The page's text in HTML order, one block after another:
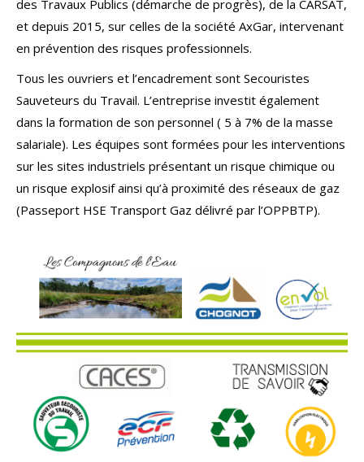
des Travaux Publics (démarche de progrès), de la CARSAT,
et depuis 2015, sur celles de la société AxGar, intervenant
en prévention des risques professionnels.
Tous les ouvriers et l’encadrement sont Secouristes
Sauveteurs du Travail. L’entreprise investit également
dans la formation de son personnel ( 5 à 7% de la masse
salariale). Les équipes sont formées pour les interventions
sur les sites industriels présentant un risque chimique ou
un risque explosif ainsi qu’à proximité des réseaux de gaz
(Passeport HSE Transport Gaz délivré par l’OPPBTP).